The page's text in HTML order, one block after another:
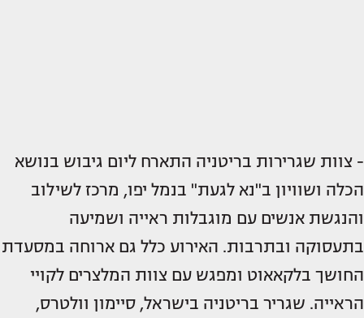
- צוות שגרירות בריטניה התארח ליום גיבוש בנושא
הכלה ושוויון ב"נא לגעת" בנמל יפו, מרכז לשילוב
והנגשת אנשים עם מוגבלות ראייה ושמיעה
בתעסוקה ובתרבות. האירוע כלל גם ארוחה במסעדת
החושך בלקאאוט ומפגש עם צוות המלצרים לקויי
הראייה. שגריר בריטניה בישראל, סיימון וולטרס,